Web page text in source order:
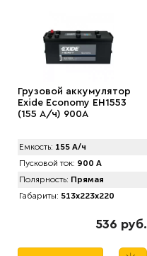
Грузовой аккумулятор
Exide Economy EH1553
(155 А/ч) 900A
Емкость: 155 А/ч
Пусковой ток: 900 А
Полярность: Прямая
Габариты: 513x223x220
536 руб.